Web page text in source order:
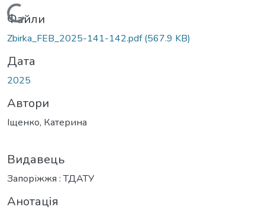
Вантажиться...
Файли
Zbirka_FEB_2025-141-142.pdf(567.9 KB)
Дата
2025
Автори
Іщенко, Катерина
Видавець
Запоріжжя : ТДАТУ
Анотація